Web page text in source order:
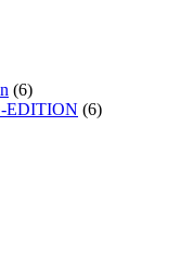
(6)
EDITION (6)